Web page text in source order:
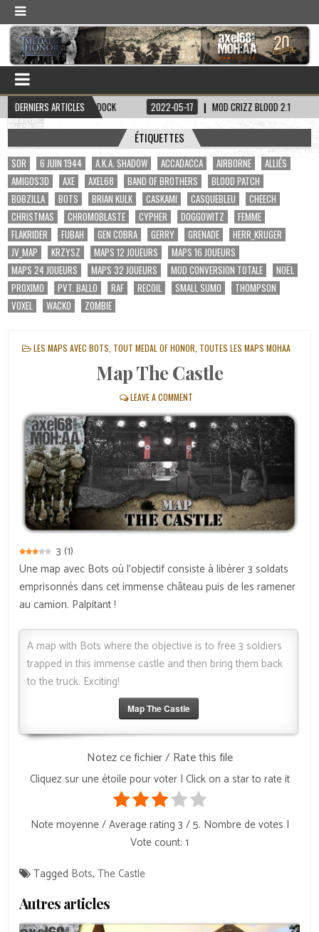
DERNIERS ARTICLES
HADDOCK 2022-05-17 MOD CRIZZ BLOOD 2.1 2022-05-
ÉTIQUETTES
$OR 6 JUIN 1944 A.K.A. SHADOW ACCADACCA AIRBORNE
ALLIÉS
AMIGOS3D
AXE AXEL68 BAND OF BROTHERS
BLOOD PATCH
BOBZILLA
BOTS BRIAN KULK CASKAMI CASQUEBLEU
CHEECH
CHRISTMAS
CHROMOBLASTE CYPHER DOGGOWITZ
FEMME
FLAKRIDER
FUBAH GEN COBRA GERRY GRENADE
HERR_KRUGER
JV_MAP
KRZYSZ MAPS 12 JOUEURS
MAPS 16 JOUEURS
MAPS 24 JOUEURS
MAPS 32 JOUEURS MOD CONVERSION TOTALE
NOËL
PROXIMO
PVT. BALLO RAF RECOIL SMALL SUMO
THOMPSON
VOXEL
WACKO ZOMBIE
POSTED
LES MAPS AVEC BOTS TOUT MEDAL OF HONOR TOUTES LES MAPS MOHAA
Map The Castle
LEAVE A COMMENT
3 (1)
Une map avec Bots où l’objectif consiste à libérer 3 soldats
emprisonnés dans cet immense château puis de les ramener
au camion. Palpitant !
A map with Bots where the objective is to free 3 soldiers
trapped in this immense castle and then bring them back
to the truck. Exciting!
Map The Castle
Notez ce fichier / Rate this file
Cliquez sur une étoile pour voter | Click on a star to rate it
Note moyenne / Average rating 3 / 5. Nombre de votes |
Vote count: 1
Tagged Bots,The Castle
Autres articles